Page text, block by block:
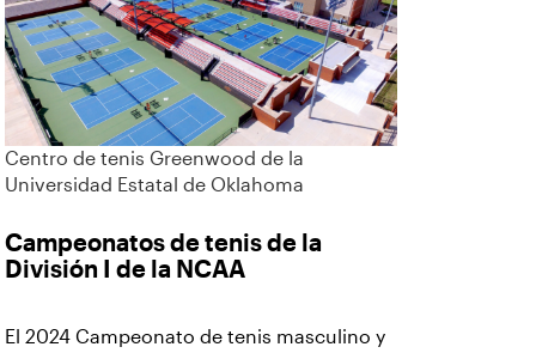
Centro de tenis Greenwood de la
Universidad Estatal de Oklahoma
Campeonatos de tenis de la
División I de la NCAA
El 2024 Campeonato de tenis masculino y